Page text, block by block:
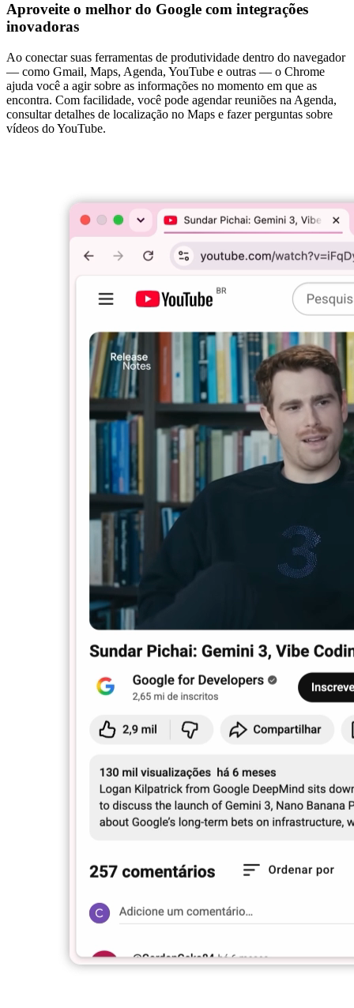
Aproveite o melhor do Google com integrações
inovadoras
Ao conectar suas ferramentas de produtividade dentro do navegador
— como Gmail, Maps, Agenda, YouTube e outras — o Chrome
ajuda você a agir sobre as informações no momento em que as
encontra. Com facilidade, você pode agendar reuniões na Agenda,
consultar detalhes de localização no Maps e fazer perguntas sobre
vídeos do YouTube.